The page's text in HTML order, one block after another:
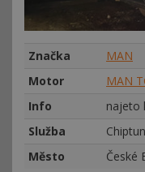
Značka
MAN
Motor
MAN
Info
najeto
Služba
Město
České